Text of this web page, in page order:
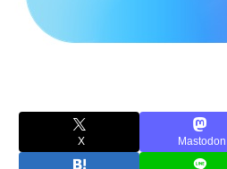
X Mastodon